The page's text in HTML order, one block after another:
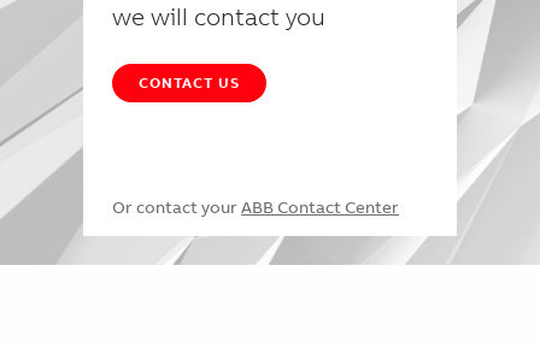
we will contact you
CONTACT US
Or contact your ABB Contact Center